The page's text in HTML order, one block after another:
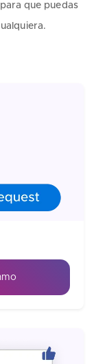
que puedas